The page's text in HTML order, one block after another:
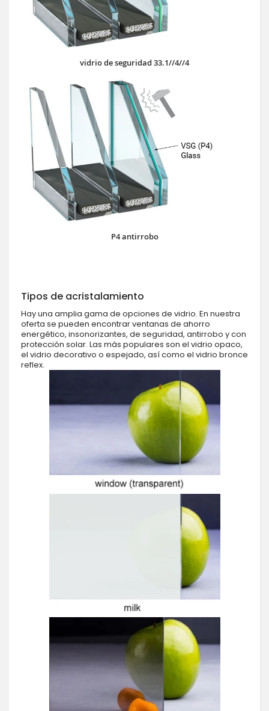
vidrio de seguridad 33.1//4//4
P4 antirrobo
Tipos de acristalamiento
Hay una amplia gama de opciones de vidrio. En nuestra
oferta se pueden encontrar ventanas de ahorro
energético, insonorizantes, de seguridad, antirrobo y con
protección solar. Las más populares son el vidrio opaco,
el vidrio decorativo o espejado, así como el vidrio bronce
reflex.